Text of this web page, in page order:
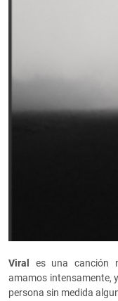
Viral es una canción
amamos intensamente,
persona sin medida